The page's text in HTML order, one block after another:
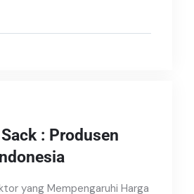
: Produsen
yang Mempengaruhi Harga